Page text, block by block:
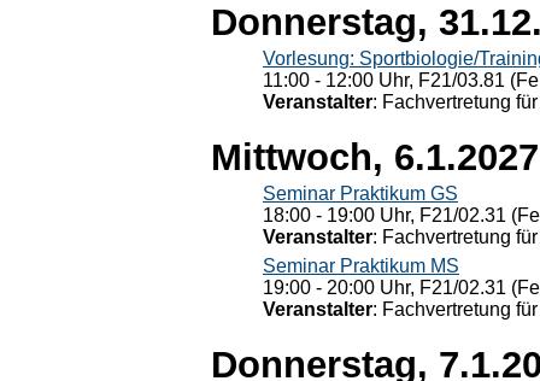
Donnerstag,
Vorlesung: Sportbiologie/
11:00 - 12:00 Uhr, F21/03.81
Veranstalter: Fachvertretung
Mittwoch, 6.1.2027
Seminar Praktikum GS
18:00 - 19:00 Uhr, F21/02.31
Veranstalter: Fachvertretung
Seminar Praktikum MS
19:00 - 20:00 Uhr, F21/02.31
Veranstalter: Fachvertretung
Donnerstag,